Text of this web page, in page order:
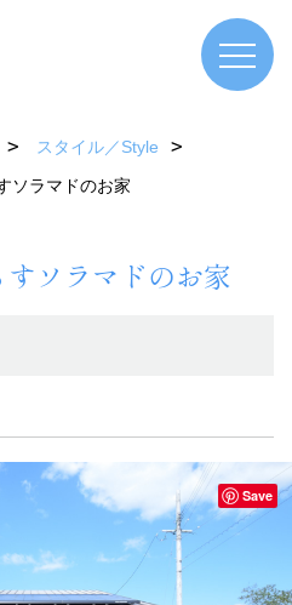
スタイル／Style
ソラマドのお家
ソラマドのお家
Save